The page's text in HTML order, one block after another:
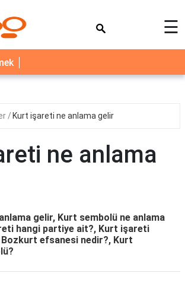
☰
Kurt işareti ne anlama gelir
ne anlama
gelir, Kurt sembolü ne anlama
hangi partiye ait?, Kurt işareti
efsanesi nedir?, Kurt